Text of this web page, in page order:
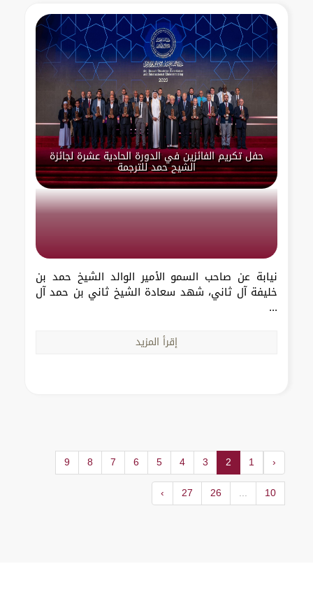
حفل تكريم الفائزين في الدورة الحادية عشرة لجائزة
الشيح حمد للترجمة
نيابة عن صاحب السمو الأمير الوالد الشيخ حمد بن
خليفة آل ثاني، شهد سعادة الشيخ ثاني بن حمد آل
...
إقرأ المزيد
‹
1
2
3
4
5
6
7
8
9
10
...
26
27
›